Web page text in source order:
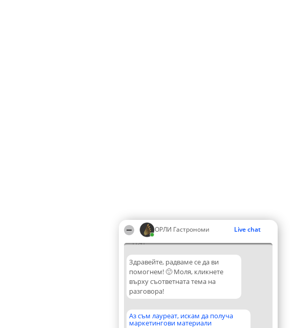
ОРЛИ Гастрономи Live chat
11:41
Здравейте, радваме се да ви
помогнем! 🙂 Моля, кликнете
върху съответната тема на
разговора!
Аз съм лауреат, искам да получа
маркетингови материали